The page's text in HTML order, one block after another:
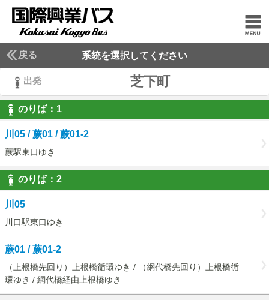
戻る 系統を選択してください
出発 芝下町
のりば： 1
1
川05 / 蕨01 / 蕨01-2
蕨駅東口ゆき
のりば： 2
2
川05
川口駅東口ゆき
蕨01 / 蕨01-2
（上根橋先回り）上根橋循環ゆき / （網代橋先回り）上根橋循
環ゆき / 網代橋経由上根橋ゆき